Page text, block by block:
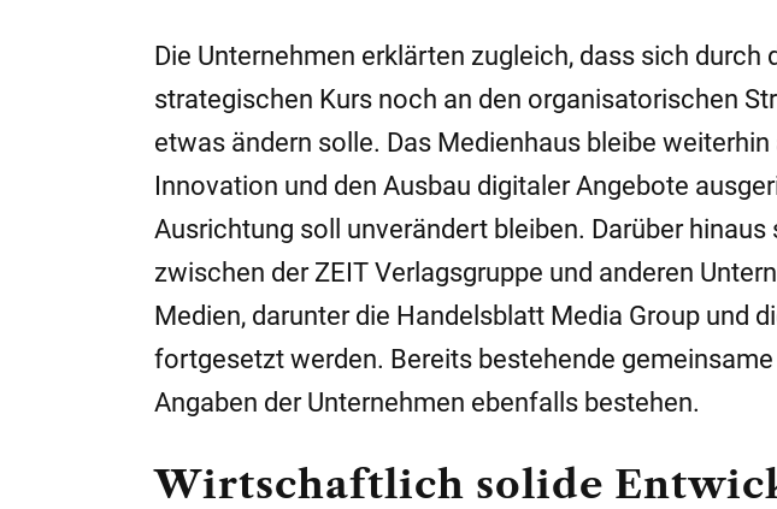
Die Unternehmen erklärten zugleich, dass sich
strategischen Kurs noch an den organisatorischen
etwas ändern solle. Das Medienhaus bleibe
Innovation und den Ausbau digitaler Angebote
Ausrichtung soll unverändert bleiben. Darüber
zwischen der ZEIT Verlagsgruppe und anderen
Medien, darunter die Handelsblatt Media Group und
fortgesetzt werden. Bereits bestehende
Angaben der Unternehmen ebenfalls bestehen.
Wirtschaftlich solide